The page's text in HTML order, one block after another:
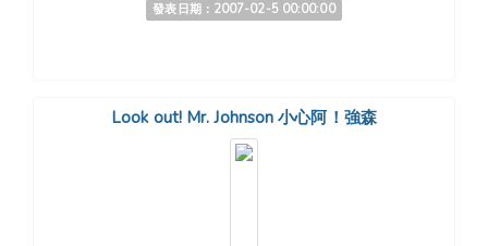
發表日期：2007-02-5 00:00:00
Look out! Mr. Johnson 小心阿！強森